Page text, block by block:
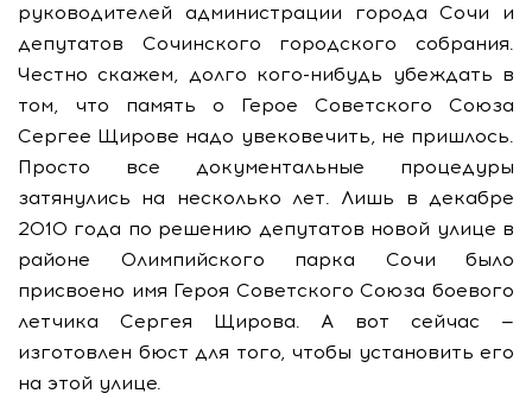
руководителей администрации города Сочи и
депутатов Сочинского городского собрания.
Честно скажем, долго кого-нибудь убеждать в
том, что память о Герое Советского Союза
Сергее Щирове надо увековечить, не пришлось.
Просто все документальные процедуры
затянулись на несколько лет. Лишь в декабре
2010 года по решению депутатов новой улице в
районе Олимпийского парка Сочи было
присвоено имя Героя Советского Союза боевого
летчика Сергея Щирова. А вот сейчас —
изготовлен бюст для того, чтобы установить его
на этой улице.